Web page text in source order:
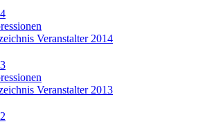
Veranstalter 2014
Veranstalter 2013